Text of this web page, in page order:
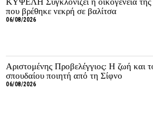
που βρέθηκε νεκρή σε βαλίτσα
06/08/2026
Αριστομένης Προβελέγγιος: Η ζωή και
σπουδαίου ποιητή από τη Σίφνο
06/08/2026